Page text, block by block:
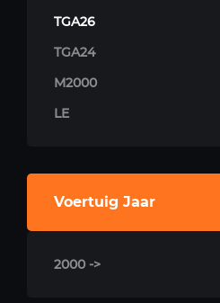
TGA26
TGA24
M2000
LE
Voertuig Jaar
2000 ->